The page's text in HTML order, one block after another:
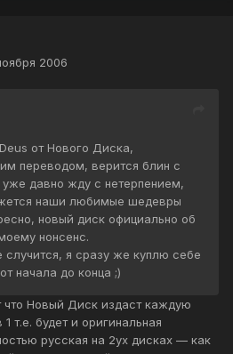
2006
от Нового Диска,
переводом, верится блин с
уже давно жду с нетерпением,
наши любимые шедевры
новый диск официально об
нонсенс.
случится, я сразу же куплю себе
начала до конца ;)
что Новый Диск издаст каждую
т.е. будет и оригинальная
русская на 2ух дисках — как